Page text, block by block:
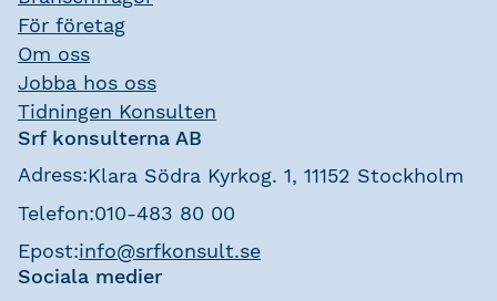
För företag
Om oss
Jobba hos oss
Tidningen Konsulten
Srf konsulterna AB
Adress:Klara Södra Kyrkog. 1, 11152 Stockholm
Telefon:010-483 80 00
Epost:info@srfkonsult.se
Sociala medier